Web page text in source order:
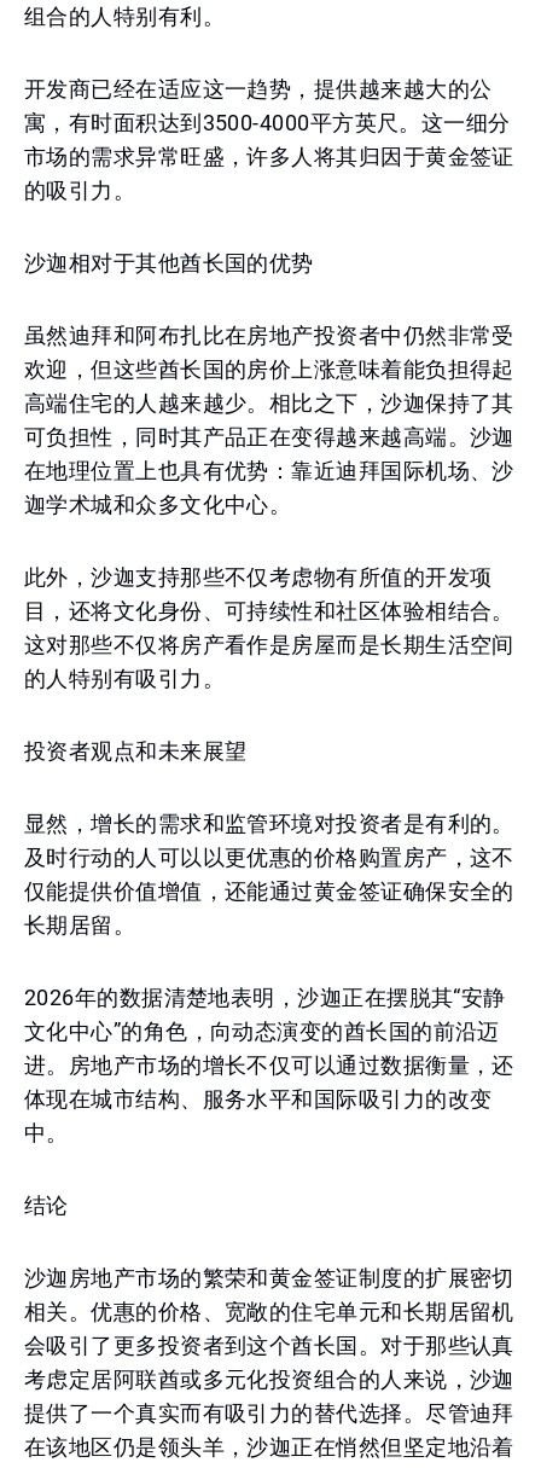
组合的人特别有利。
开发商已经在适应这一趋势，提供越来越大的公
寓，有时面积达到3500-4000平方英尺。这一细分
市场的需求异常旺盛，许多人将其归因于黄金签证
的吸引力。
沙迦相对于其他酋长国的优势
虽然迪拜和阿布扎比在房地产投资者中仍然非常受
欢迎，但这些酋长国的房价上涨意味着能负担得起
高端住宅的人越来越少。相比之下，沙迦保持了其
可负担性，同时其产品正在变得越来越高端。沙迦
在地理位置上也具有优势：靠近迪拜国际机场、沙
迦学术城和众多文化中心。
此外，沙迦支持那些不仅考虑物有所值的开发项
目，还将文化身份、可持续性和社区体验相结合。
这对那些不仅将房产看作是房屋而是长期生活空间
的人特别有吸引力。
投资者观点和未来展望
显然，增长的需求和监管环境对投资者是有利的。
及时行动的人可以以更优惠的价格购置房产，这不
仅能提供价值增值，还能通过黄金签证确保安全的
长期居留。
2026年的数据清楚地表明，沙迦正在摆脱其“安静
文化中心”的角色，向动态演变的酋长国的前沿迈
进。房地产市场的增长不仅可以通过数据衡量，还
体现在城市结构、服务水平和国际吸引力的改变
中。
结论
沙迦房地产市场的繁荣和黄金签证制度的扩展密切
相关。优惠的价格、宽敞的住宅单元和长期居留机
会吸引了更多投资者到这个酋长国。对于那些认真
考虑定居阿联酋或多元化投资组合的人来说，沙迦
提供了一个真实而有吸引力的替代选择。尽管迪拜
在该地区仍是领头羊，沙迦正在悄然但坚定地沿着